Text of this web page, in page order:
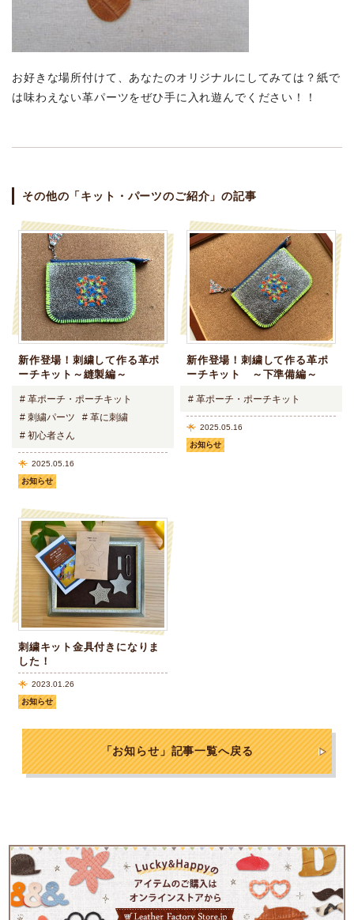
お好きな場所付けて、あなたのオリジナルにしてみては？紙で
は味わえない革パーツをぜひ手に入れ遊んでください！！
その他の「キット・パーツのご紹介」の記事
新作登場！刺繍して作る革ポ
ーチキット～縫製編～
# 革ポーチ・ポーチキット
# 刺繍パーツ
# 革に刺繍
# 初心者さん
2025.05.16
お知らせ
新作登場！刺繍して作る革ポ
ーチキット ～下準備編～
# 革ポーチ・ポーチキット
2025.05.16
お知らせ
刺繍キット金具付きになりま
した！
2023.01.26
お知らせ
「お知らせ」記事一覧へ戻る